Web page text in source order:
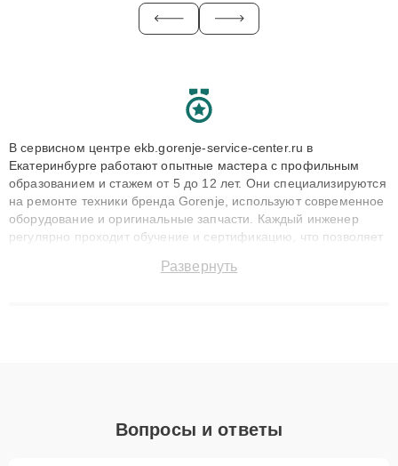
В сервисном центре ekb.gorenje-service-center.ru в
Екатеринбурге работают опытные мастера с профильным
образованием и стажем от 5 до 12 лет. Они специализируются
на ремонте техники бренда Gorenje, используют современное
оборудование и оригинальные запчасти. Каждый инженер
регулярно проходит обучение и сертификацию, что позволяет
технику с сохранением гарантии до 3 лет. Наши мастера
Развернуть
Вопросы и ответы